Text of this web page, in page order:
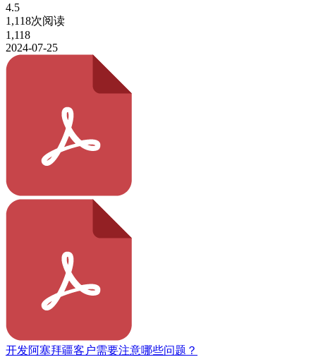
4.5
1,118次阅读
1,118
2024-07-25
开发阿塞拜疆客户需要注意哪些问题？